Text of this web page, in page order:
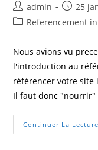
Auteur/autrice
de
admin
Post25
PostReferencement
Nous avions vu
l'introduction au
référencer votre site
Il faut donc "nourrir"
Continuer La Lecture